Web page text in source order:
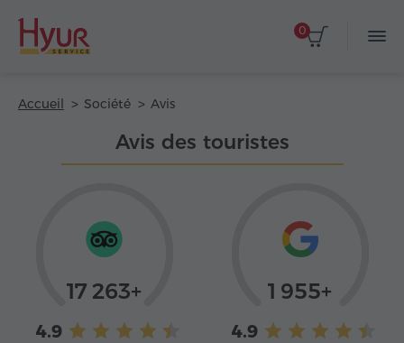
0
Accueil Société Avis
Avis des touristes
17 263+
4.9
1 955+
4.9